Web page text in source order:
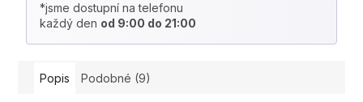
*jsme dostupní na telefonu
každý den od 9:00 do 21:00
Popis Podobné (9)